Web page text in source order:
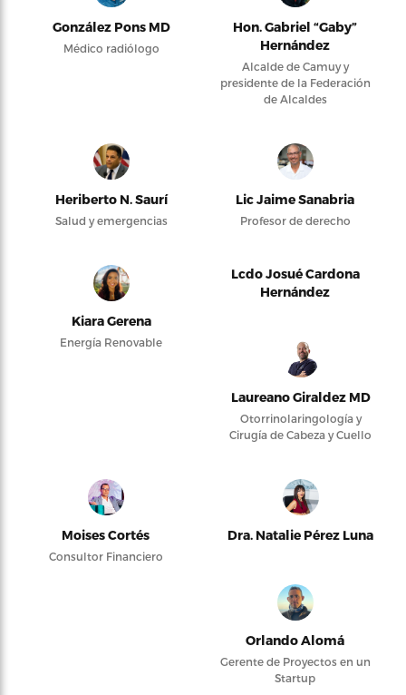
González Pons MD
Médico radiólogo
Hon. Gabriel “Gaby”
Hernández
Alcalde de Camuy y
presidente de la Federación
de Alcaldes
Heriberto N. Saurí
Salud y emergencias
Lic Jaime Sanabria
Profesor de derecho
Kiara Gerena
Energía Renovable
Lcdo Josué Cardona
Hernández
Laureano Giraldez MD
Otorrinolaringología y
Cirugía de Cabeza y Cuello
Moises Cortés
Consultor Financiero
Dra. Natalie Pérez Luna
Orlando Alomá
Gerente de Proyectos en un
Startup